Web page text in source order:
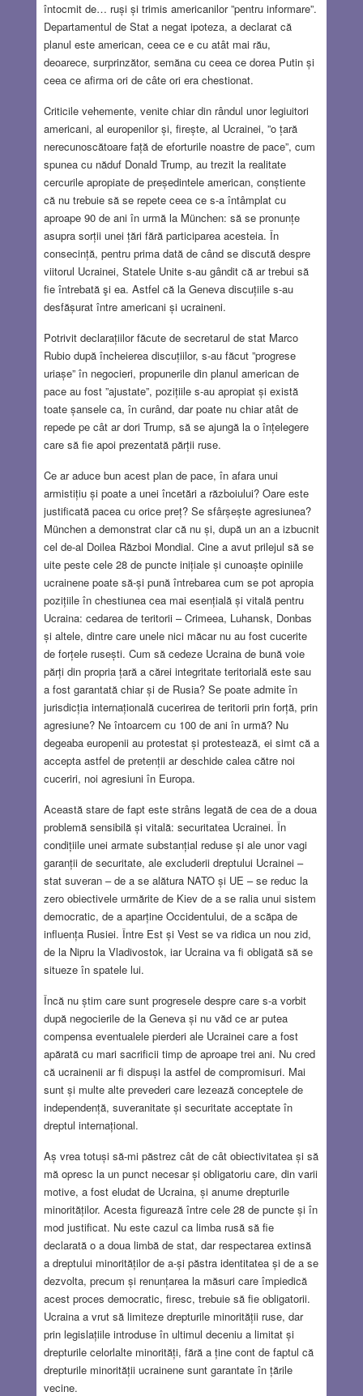
întocmit de… ruși și trimis americanilor ”pentru informare”.
Departamentul de Stat a negat ipoteza, a declarat că
planul este american, ceea ce e cu atât mai rău,
deoarece, surprinzător, semăna cu ceea ce dorea Putin și
ceea ce afirma ori de câte ori era chestionat.
Criticile vehemente, venite chiar din rândul unor legiuitori
americani, al europenilor și, firește, al Ucrainei, ”o țară
nerecunoscătoare față de eforturile noastre de pace”, cum
spunea cu năduf Donald Trump, au trezit la realitate
cercurile apropiate de președintele american, conștiente
că nu trebuie să se repete ceea ce s-a întâmplat cu
aproape 90 de ani în urmă la München: să se pronunțe
asupra sorții unei țări fără participarea acesteia. În
consecință, pentru prima dată de când se discută despre
viitorul Ucrainei, Statele Unite s-au gândit că ar trebui să
fie întrebată şi ea. Astfel că la Geneva discuțiile s-au
desfășurat între americani și ucraineni.
Potrivit declarațiilor făcute de secretarul de stat Marco
Rubio după încheierea discuțiilor, s-au făcut ”progrese
uriașe” în negocieri, propunerile din planul american de
pace au fost ”ajustate”, pozițiile s-au apropiat și există
toate șansele ca, în curând, dar poate nu chiar atât de
repede pe cât ar dori Trump, să se ajungă la o înțelegere
care să fie apoi prezentată părții ruse.
Ce ar aduce bun acest plan de pace, în afara unui
armistițiu și poate a unei încetări a războiului? Oare este
justificată pacea cu orice preț? Se sfârșește agresiunea?
München a demonstrat clar că nu și, după un an a izbucnit
cel de-al Doilea Război Mondial. Cine a avut prilejul să se
uite peste cele 28 de puncte inițiale și cunoaște opiniile
ucrainene poate să-și pună întrebarea cum se pot apropia
pozițiile în chestiunea cea mai esențială și vitală pentru
Ucraina: cedarea de teritorii – Crimeea, Luhansk, Donbas
și altele, dintre care unele nici măcar nu au fost cucerite
de forțele rusești. Cum să cedeze Ucraina de bună voie
părți din propria țară a cărei integritate teritorială este sau
a fost garantată chiar și de Rusia? Se poate admite în
jurisdicția internațională cucerirea de teritorii prin forță, prin
agresiune? Ne întoarcem cu 100 de ani în urmă? Nu
degeaba europenii au protestat și protestează, ei simt că a
accepta astfel de pretenții ar deschide calea către noi
cuceriri, noi agresiuni în Europa.
Această stare de fapt este strâns legată de cea de a doua
problemă sensibilă și vitală: securitatea Ucrainei. În
condițiile unei armate substanțial reduse și ale unor vagi
garanții de securitate, ale excluderii dreptului Ucrainei –
stat suveran – de a se alătura NATO și UE – se reduc la
zero obiectivele urmărite de Kiev de a se ralia unui sistem
democratic, de a aparține Occidentului, de a scăpa de
influența Rusiei. Între Est și Vest se va ridica un nou zid,
de la Nipru la Vladivostok, iar Ucraina va fi obligată să se
situeze în spatele lui.
Încă nu știm care sunt progresele despre care s-a vorbit
după negocierile de la Geneva și nu văd ce ar putea
compensa eventualele pierderi ale Ucrainei care a fost
apărată cu mari sacrificii timp de aproape trei ani. Nu cred
că ucrainenii ar fi dispuși la astfel de compromisuri. Mai
sunt și multe alte prevederi care lezează conceptele de
independență, suveranitate și securitate acceptate în
dreptul internațional.
Aș vrea totuși să-mi păstrez cât de cât obiectivitatea și să
mă opresc la un punct necesar și obligatoriu care, din varii
motive, a fost eludat de Ucraina, și anume drepturile
minorităților. Acesta figurează între cele 28 de puncte și în
mod justificat. Nu este cazul ca limba rusă să fie
declarată o a doua limbă de stat, dar respectarea extinsă
a dreptului minorităților de a-și păstra identitatea și de a se
dezvolta, precum și renunțarea la măsuri care împiedică
acest proces democratic, firesc, trebuie să fie obligatorii.
Ucraina a vrut să limiteze drepturile minorității ruse, dar
prin legislațiile introduse în ultimul deceniu a limitat și
drepturile celorlalte minorități, fără a ține cont de faptul că
drepturile minorității ucrainene sunt garantate în țările
vecine.